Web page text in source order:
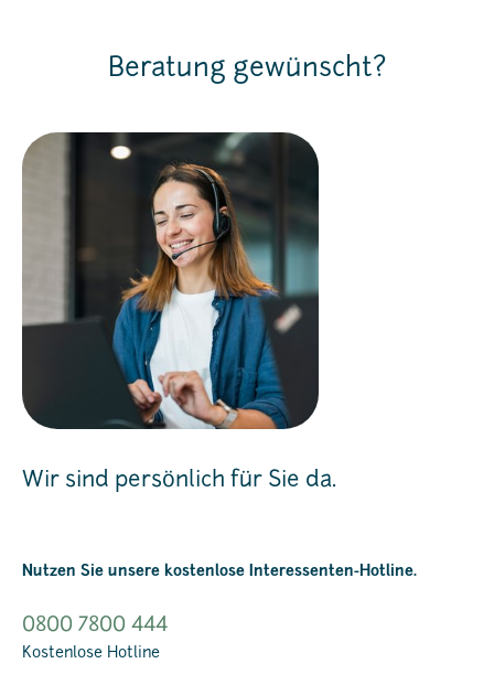
Beratung gewünscht?
Wir sind persönlich für Sie da.
Nutzen Sie unsere kostenlose Interessenten-Hotline.
0800 7800 444
Kostenlose Hotline